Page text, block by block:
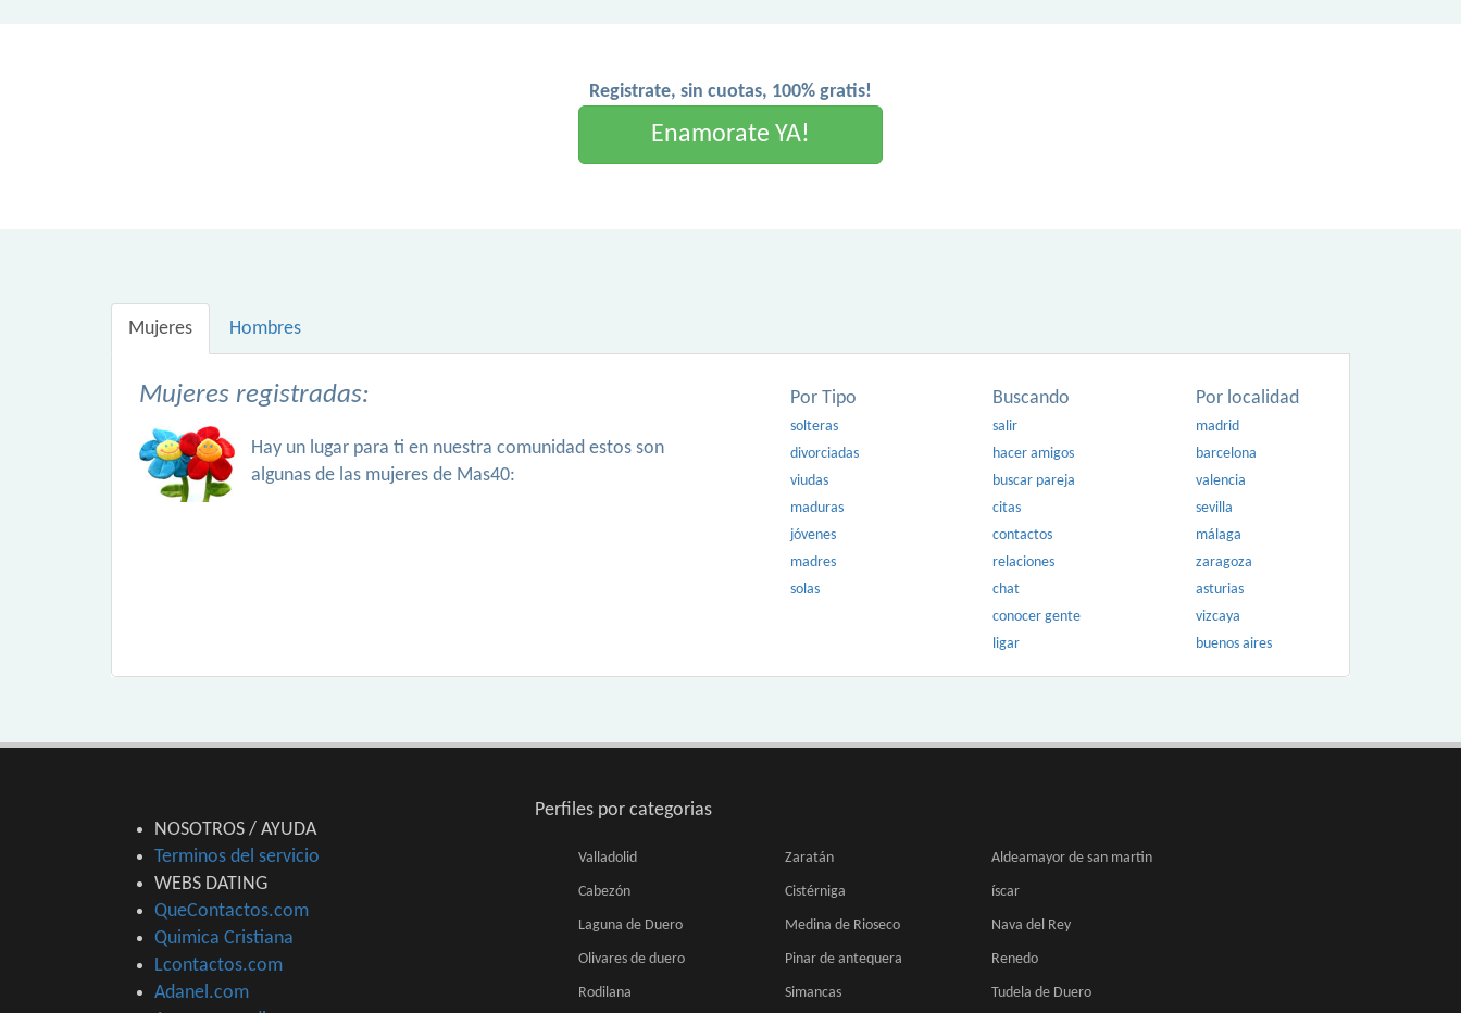
Registrate, sin cuotas, 100% gratis!
Enamorate YA!
Mujeres Hombres
Mujeres registradas:
Hay un lugar para ti en nuestra comunidad estos son
algunas de las mujeres de Mas40:
Por Tipo
solteras
divorciadas
viudas
maduras
jóvenes
madres
solas
Buscando
salir
hacer amigos
buscar pareja
citas
contactos
relaciones
chat
conocer gente
ligar
Por localidad
madrid
barcelona
valencia
sevilla
málaga
zaragoza
asturias
vizcaya
buenos aires
NOSOTROS / AYUDA
Terminos del servicio
WEBS DATING
QueContactos.com
Quimica Cristiana
Lcontactos.com
Adanel.com
Perfiles por categorias
Valladolid Zaratán Aldeamayor de san martin
Cabezón Cistérniga íscar
Laguna de Duero Medina de Rioseco Nava del Rey
Olivares de duero Pinar de antequera Renedo
Rodilana Simancas Tudela de Duero